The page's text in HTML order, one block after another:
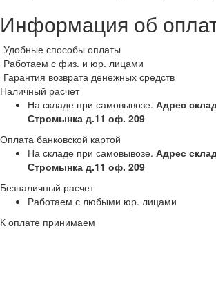
Информация об
Удобные способы оплаты
Работаем с физ. и юр. лицами
Гарантия возврата денежных средств
Наличный расчет
На складе при самовывозе. Адрес
Стромынка д.11 оф. 209
Оплата банковской картой
На складе при самовывозе. Адрес
Стромынка д.11 оф. 209
Безналичный расчет
Работаем с любыми юр. лицами
К оплате принимаем